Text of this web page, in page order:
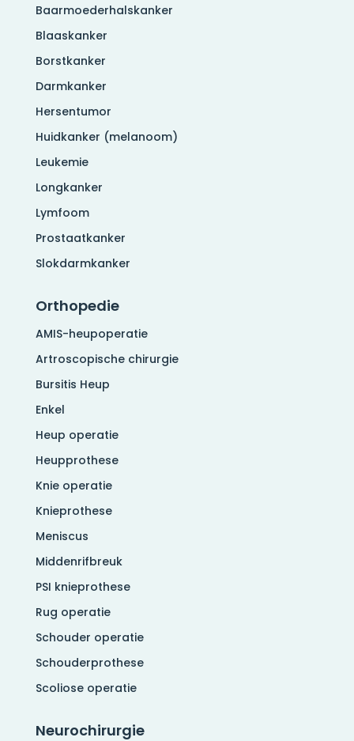
Baarmoederhalskanker
Blaaskanker
Borstkanker
Darmkanker
Hersentumor
Huidkanker (melanoom)
Leukemie
Longkanker
Lymfoom
Prostaatkanker
Slokdarmkanker
Orthopedie
AMIS-heupoperatie
Artroscopische chirurgie
Bursitis Heup
Enkel
Heup operatie
Heupprothese
Knie operatie
Knieprothese
Meniscus
Middenrifbreuk
PSI knieprothese
Rug operatie
Schouder operatie
Schouderprothese
Scoliose operatie
Neurochirurgie